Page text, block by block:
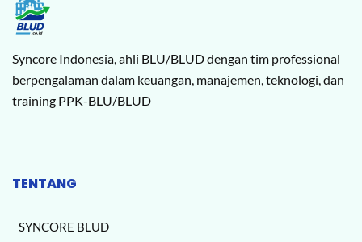
Syncore Indonesia, ahli BLU/BLUD dengan tim professional
berpengalaman dalam keuangan, manajemen, teknologi, dan
training PPK-BLU/BLUD
TENTANG
SYNCORE BLUD